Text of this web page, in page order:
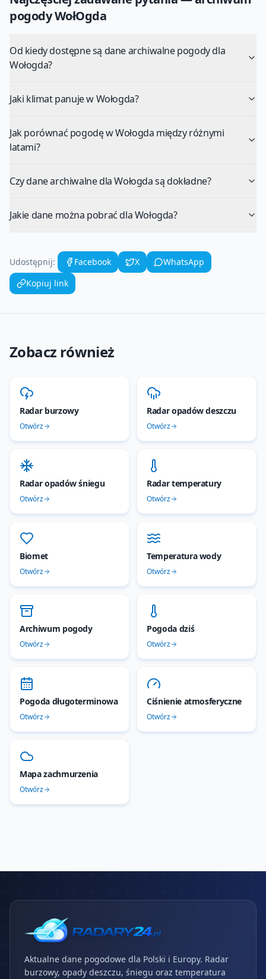
pogodyWołOgda
Od kiedy dostępne są dane archiwalne pogody dla
Wołogda?
Jaki klimat panuje w Wołogda?
Jak porównać pogodę w Wołogda między różnymi
latami?
Czy dane archiwalne dla Wołogda są dokładne?
Jakie dane można pobrać dla Wołogda?
Udostępnij: Facebook X
WhatsApp
Kopiuj link
Zobacz również
Radar burzowy
Otwórz
Radar opadów deszczu
Otwórz
Radar opadów śniegu
Otwórz
Radar temperatury
Otwórz
Biomet
Otwórz
Temperatura wody
Otwórz
Archiwum pogody
Otwórz
Pogoda dziś
Otwórz
Pogoda długoterminowa
Otwórz
Ciśnienie atmosferyczne
Otwórz
Mapa zachmurzenia
Otwórz
Aktualne dane pogodowe dla Polski i Europy. Radar
burzowy, opady deszczu, śniegu oraz temperatura